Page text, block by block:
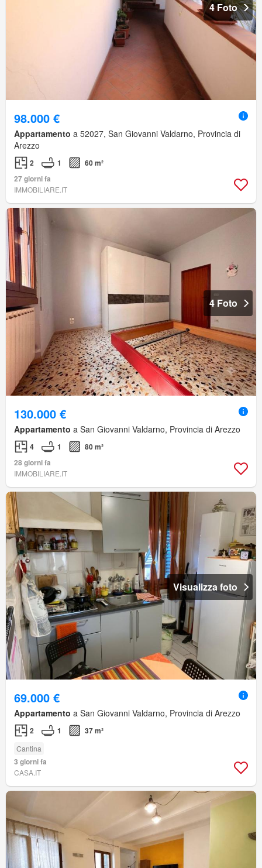
4 Foto
98.000 €
Appartamento a 52027, San Giovanni Valdarno, Provincia di
Arezzo
2 1
60 m²
27 giorni fa
IMMOBILIARE.IT
4 Foto
130.000 €
Appartamento a San Giovanni Valdarno, Provincia di Arezzo
4 1
80 m²
28 giorni fa
IMMOBILIARE.IT
Visualizza foto
69.000 €
Appartamento a San Giovanni Valdarno, Provincia di Arezzo
2 1 37 m²
Cantina
3 giorni fa
CASA.IT